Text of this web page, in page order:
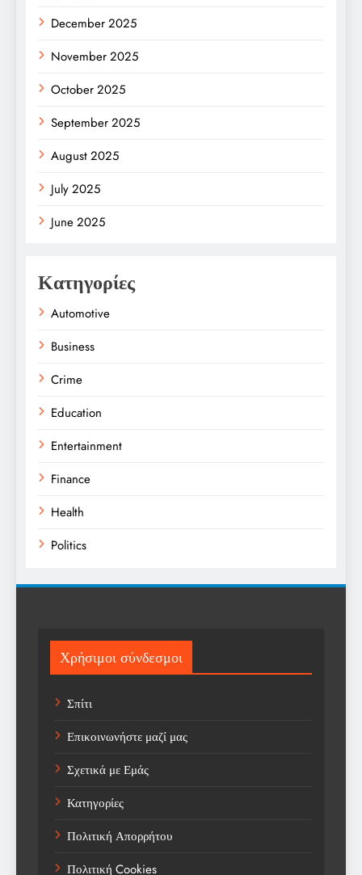
December 2025
November 2025
October 2025
September 2025
August 2025
July 2025
June 2025
Κατηγορίες
Automotive
Business
Crime
Education
Entertainment
Finance
Health
Politics
Sports
Technology
Trending
Weather
Αγορά
Αγορά Εργασίας
Αγροτικά Νέα
Χρήσιμοι σύνδεσμοι
Σπίτι
Επικοινωνήστε μαζί μας
Σχετικά με Εμάς
Κατηγορίες
Πολιτική Απορρήτου
Πολιτική Cookies